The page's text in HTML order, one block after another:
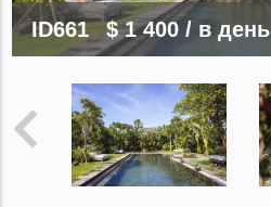
ID661 $ 1 400/ в день